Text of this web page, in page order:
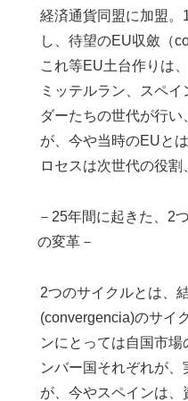
経済通貨同盟に加盟。
し、待望のEU収斂（
これ等EU土台作りは
ミッテルラン、スペ
ダーたちの世代が行
が、今や当時のEUと
ロセスは次世代の役割
－25年間に起きた、2
の変革－
2つのサイクルとは、
(convergencia)のサイ
ンにとっては自国市
ンバー国それぞれが
が、今やスペインは